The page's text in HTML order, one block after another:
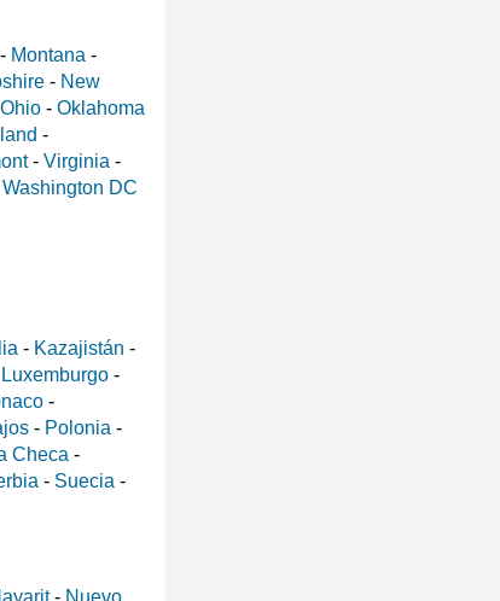
- Montana -
- New
Ohio - Oklahoma
-
- Virginia -
Washington DC
- Kazajistán -
Luxemburgo -
-
- Polonia -
Checa -
- Suecia -